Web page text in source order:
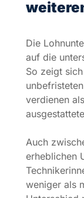
erheblichen
Unterschied
Möchtest du
erfahren?
Autor:
Redaktion